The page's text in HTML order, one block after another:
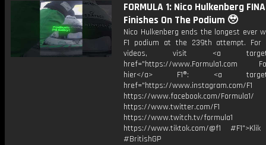
FORMULA 1: Nico Hulkenberg
Finishes On The Podium 🥹
Nico Hulkenberg ends the longest ever
F1 podium at the 239th attempt. For
videos, visit <a
href="https://www.Formula1.com
hier</a> F1®: <a
href="https://www.instagram.com/F1
https://www.facebook.com/Formula1/
https://www.twitter.com/F1
https://www.twitch.tv/formula1
https://www.tiktok.com/@f1
#BritishGP